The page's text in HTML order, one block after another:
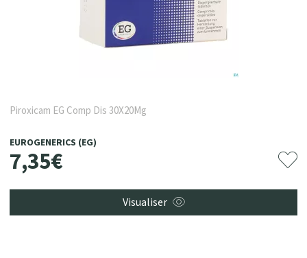
Piroxicam EG Comp Dis 30X20Mg
EUROGENERICS (EG)
7,35€
Visualiser